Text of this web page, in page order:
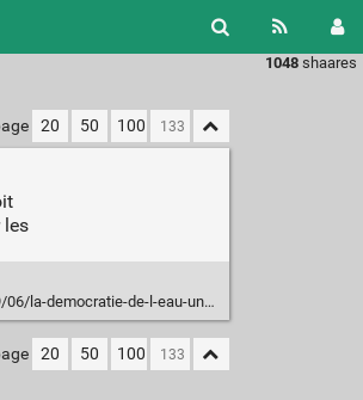
1048 shaares
20 50 100
les
promesse-inachevee_6305797_3232.html
20 50 100